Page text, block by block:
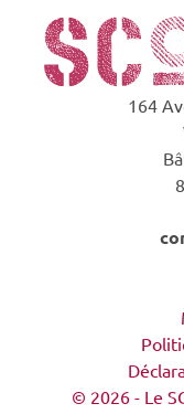
164
© 2026 - Le